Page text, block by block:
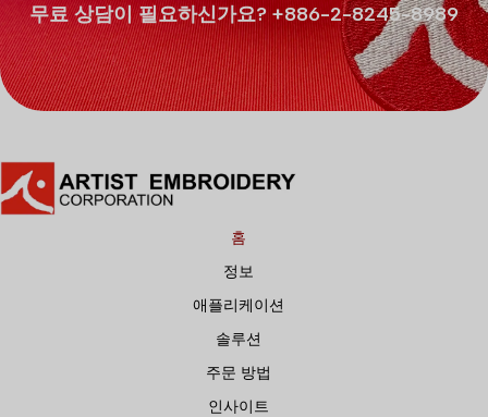
무료 상담이 필요하신가요? +886-2-8245-8989
홈
정보
애플리케이션
솔루션
주문 방법
인사이트